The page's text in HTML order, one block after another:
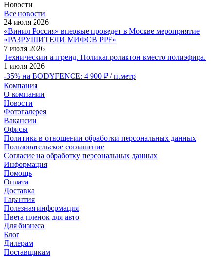
Новости
Все новости
24 июля 2026
«Винил Россия» впервые проведет в Москве мероприятие
«РАЗРУШИТЕЛИ МИФОВ PPF»
7 июля 2026
Технический апгрейд. Поликапролактон вместо полиэфира.
1 июля 2026
-35% на BODYFENCE: 4 900 ₽ / п.метр
Компания
О компании
Новости
Фотогалерея
Вакансии
Офисы
Политика в отношении обработки персональных данных
Пользовательское соглашение
Согласие на обработку персональных данных
Информация
Помощь
Оплата
Доставка
Гарантия
Полезная информация
Цвета пленок для авто
Для бизнеса
Блог
Дилерам
Поставщикам